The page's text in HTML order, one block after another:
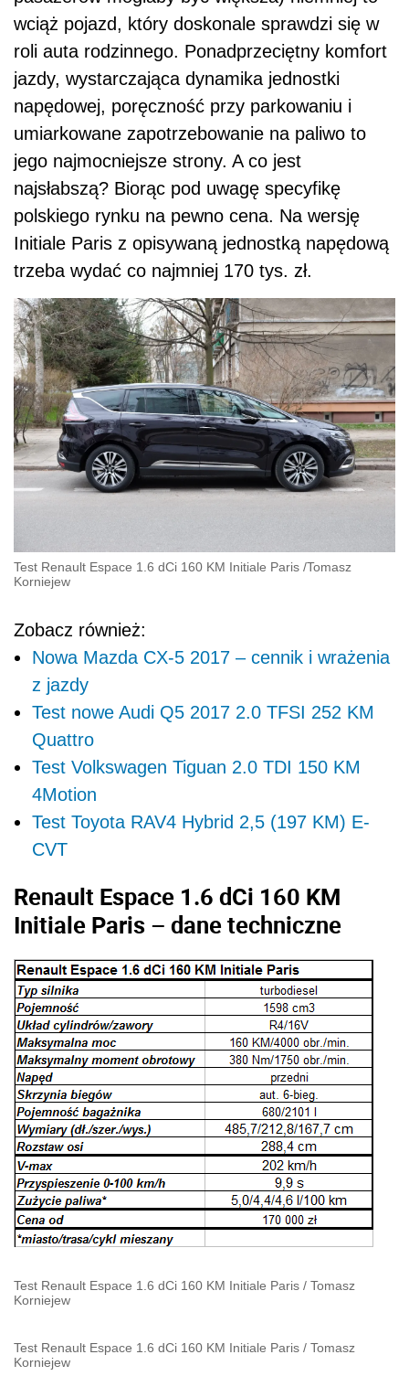
wciąż pojazd, który doskonale sprawdzi się w
roli auta rodzinnego. Ponadprzeciętny komfort
jazdy, wystarczająca dynamika jednostki
napędowej, poręczność przy parkowaniu i
umiarkowane zapotrzebowanie na paliwo to
jego najmocniejsze strony. A co jest
najsłabszą? Biorąc pod uwagę specyfikę
polskiego rynku na pewno cena. Na wersję
Initiale Paris z opisywaną jednostką napędową
trzeba wydać co najmniej 170 tys. zł.
Test Renault Espace 1.6 dCi 160 KM Initiale Paris /Tomasz
Korniejew
Zobacz również:
Nowa Mazda CX-5 2017 – cennik i wrażenia
z jazdy
Test nowe Audi Q5 2017 2.0 TFSI 252 KM
Quattro
Test Volkswagen Tiguan 2.0 TDI 150 KM
4Motion
Test Toyota RAV4 Hybrid 2,5 (197 KM) E-
CVT
Renault Espace 1.6 dCi 160 KM
Initiale Paris – dane techniczne
Test Renault Espace 1.6 dCi 160 KM Initiale Paris / Tomasz
Korniejew
Test Renault Espace 1.6 dCi 160 KM Initiale Paris / Tomasz
Korniejew